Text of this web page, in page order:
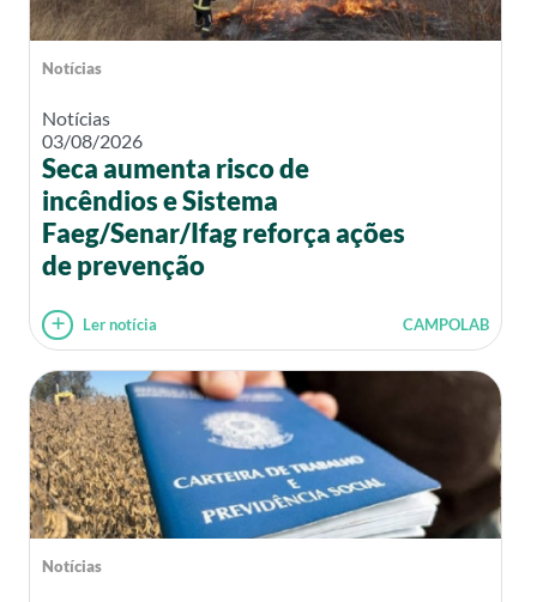
Notícias
Notícias
03/08/2026
Seca aumenta risco de
incêndios e Sistema
Faeg/Senar/Ifag reforça ações
de prevenção
Ler notícia CAMPOLAB
Notícias